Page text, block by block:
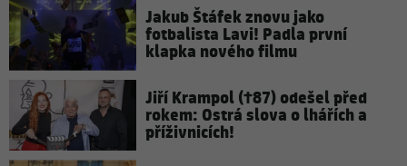
Jakub Štáfek znovu jako
fotbalista Lavi! Padla první
klapka nového filmu
Jiří Krampol (†87) odešel před
rokem: Ostrá slova o lhářích a
příživnicích!